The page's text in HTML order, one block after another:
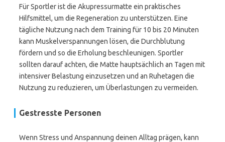
Für Sportler ist die Akupressurmatte ein praktisches
Hilfsmittel, um die Regeneration zu unterstützen. Eine
tägliche Nutzung nach dem Training für 10 bis 20 Minuten
kann Muskelverspannungen lösen, die Durchblutung
fördern und so die Erholung beschleunigen. Sportler
sollten darauf achten, die Matte hauptsächlich an Tagen mit
intensiver Belastung einzusetzen und an Ruhetagen die
Nutzung zu reduzieren, um Überlastungen zu vermeiden.
Gestresste Personen
Wenn Stress und Anspannung deinen Alltag prägen, kann